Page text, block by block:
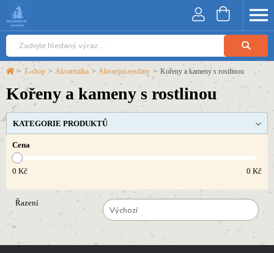
> E-shop > Akvaristika > Akvarijní rostliny > Kořeny a kameny s rostlinou
Kořeny a kameny s rostlinou
KATEGORIE PRODUKTŮ
Cena
0 Kč 0 Kč
Řazení
Výchozí